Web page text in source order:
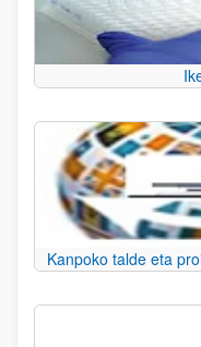
Kanpoko talde eta